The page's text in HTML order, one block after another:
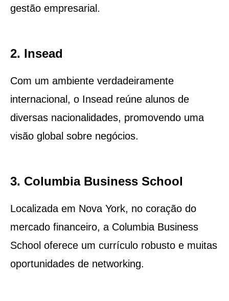
gestão empresarial.
2. Insead
Com um ambiente verdadeiramente
internacional, o Insead reúne alunos de
diversas nacionalidades, promovendo uma
visão global sobre negócios.
3. Columbia Business School
Localizada em Nova York, no coração do
mercado financeiro, a Columbia Business
School oferece um currículo robusto e muitas
oportunidades de networking.